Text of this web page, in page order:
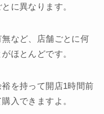
に異なります。
など、店舗ごとに何
ほとんどです。
を持って開店1時間前
入できますよ。